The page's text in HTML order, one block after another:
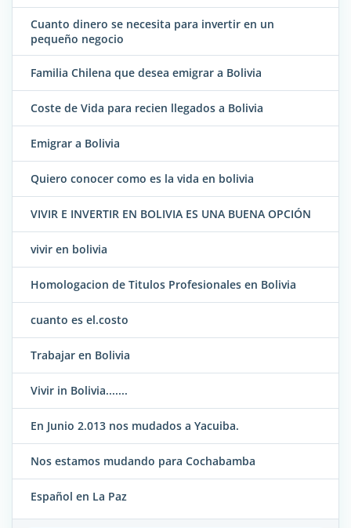
Cuanto dinero se necesita para invertir en un
pequeño negocio
Familia Chilena que desea emigrar a Bolivia
Coste de Vida para recien llegados a Bolivia
Emigrar a Bolivia
Quiero conocer como es la vida en bolivia
VIVIR E INVERTIR EN BOLIVIA ES UNA BUENA OPCIÓN
vivir en bolivia
Homologacion de Titulos Profesionales en Bolivia
cuanto es el.costo
Trabajar en Bolivia
Vivir in Bolivia.......
En Junio 2.013 nos mudados a Yacuiba.
Nos estamos mudando para Cochabamba
Español en La Paz